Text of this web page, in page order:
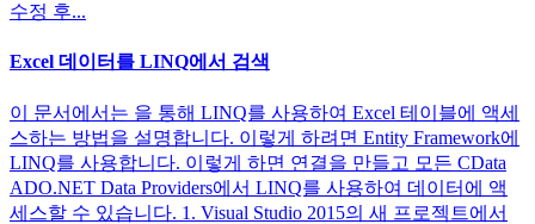
수정 후...
Excel 데이터를 LINQ에서 검색
이 문서에서는 을 통해 LINQ를 사용하여 Excel 테이블에 액세
스하는 방법을 설명합니다. 이렇게 하려면 Entity Framework에
LINQ를 사용합니다. 이렇게 하면 연결을 만들고 모든 CData
ADO.NET Data Providers에서 LINQ를 사용하여 데이터에 액
세스할 수 있습니다. 1. Visual Studio 2015의 새 프로젝트에서